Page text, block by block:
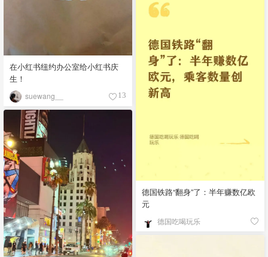
在小红书纽约办公室给小红书庆
生！
suewang__ 13
德国铁路“翻身”了：半年赚数亿欧
元
德国吃喝玩乐